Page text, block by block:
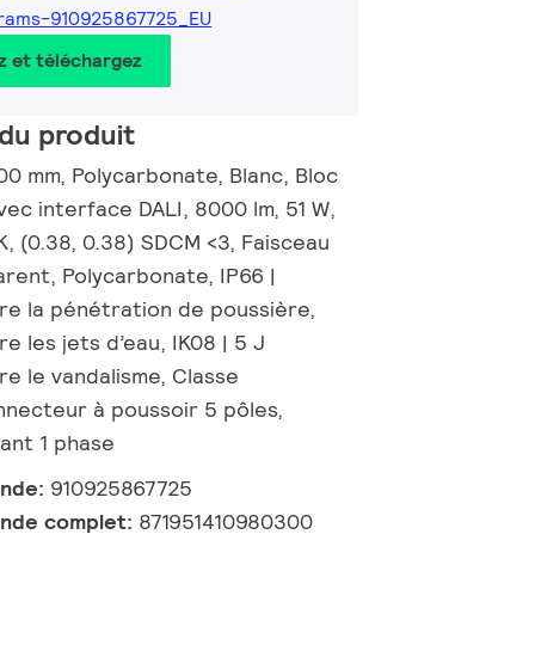
910925867725_EU
et téléchargez
produit
mm, Polycarbonate, Blanc, Bloc
interface DALI, 8000 lm, 51 W,
(0.38, 0.38) SDCM <3, Faisceau
Polycarbonate, IP66 |
la pénétration de poussière,
les jets d’eau, IK08 | 5 J
le vandalisme, Classe
à poussoir 5 pôles,
1 phase
910925867725
complet: 871951410980300